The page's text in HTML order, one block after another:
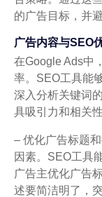
的广告目标，并
广告内容与SEO
在Google Ads中
率。SEO工具能
深入分析关键词
具吸引力和相关
– 优化广告标题
因素。SEO工具
广告主优化广告
述要简洁明了，